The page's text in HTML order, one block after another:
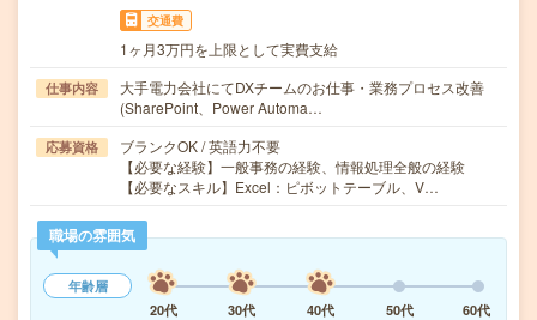
交通費
1ヶ月3万円を上限として実費支給
仕事内容
大手電力会社にてDXチームのお仕事・業務プロセス改善
(SharePoint、Power Automa…
応募資格
ブランクOK / 英語力不要
【必要な経験】一般事務の経験、情報処理全般の経験
【必要なスキル】Excel：ピボットテーブル、V…
職場の雰囲気
年齢層
20代
30代 40代 50代
60代